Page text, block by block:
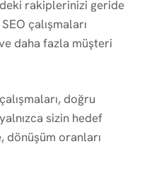
rakiplerinizi geride
çalışmaları
daha fazla müşteri
doğru
sizin hedef
dönüşüm oranları